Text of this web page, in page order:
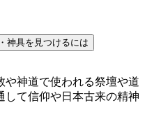
神具を見つけるには
や神道で使われる祭壇や道
して信仰や日本古来の精神